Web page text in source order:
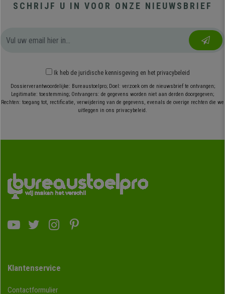
SCHRIJF U IN VOOR ONZE NIEUWSBRIEF
Ik heb de juridische kennisgeving en het privacybeleid
Dossierverantwoordelijke: Bureaustoelpro; Doel: verzoek om de nieuwsbrief te ontvangen;
Legitimatie: toestemming; Ontvangers: de gegevens worden niet aan derden doorgegeven;
Rechten: toegang tot, rectificatie, verwijdering van de gegevens, evenals de overige rechten die we
uitleggen in ons privacybeleid.
Klantenservice
Contactformulier